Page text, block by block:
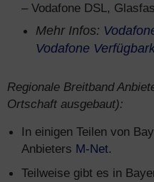
– Vodafone DSL,
Mehr Infos:
Vodafone
Regionale Breitband
Ortschaft ausgebaut):
In einigen Teilen von
Anbieters M-Net.
Teilweise gibt es in